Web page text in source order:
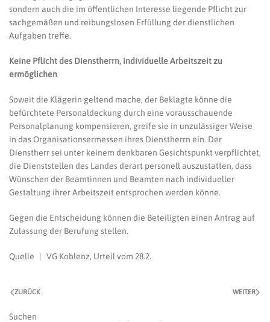
sondern auch die im öffentlichen Interesse liegende Pflicht zur
sachgemäßen und reibungslosen Erfüllung der dienstlichen
Aufgaben treffe.
Keine Pflicht des Dienstherrn, individuelle Arbeitszeit zu
ermöglichen
Soweit die Klägerin geltend mache, der Beklagte könne die
befürchtete Personaldeckung durch eine vorausschauende
Personalplanung kompensieren, greife sie in unzulässiger Weise
in das Organisationsermessen ihres Dienstherrn ein. Der
Dienstherr sei unter keinem denkbaren Gesichtspunkt verpflichtet,
die Dienststellen des Landes derart personell auszustatten, dass
Wünschen der Beamtinnen und Beamten nach individueller
Gestaltung ihrer Arbeitszeit entsprochen werden könne.
Gegen die Entscheidung können die Beteiligten einen Antrag auf
Zulassung der Berufung stellen.
Quelle | VG Koblenz, Urteil vom 28.2.
ZURÜCK WEITER
Suchen